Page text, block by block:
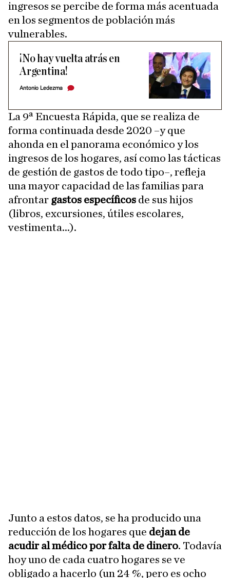
ingresos se percibe de forma más acentuada
en los segmentos de población más
vulnerables.
¡No hay vuelta atrás en
Argentina!
Antonio Ledezma
La 9ª Encuesta Rápida, que se realiza de
forma continuada desde 2020 –y que
ahonda en el panorama económico y los
ingresos de los hogares, así como las tácticas
de gestión de gastos de todo tipo–, refleja
una mayor capacidad de las familias para
afrontar gastos específicos de sus hijos
(libros, excursiones, útiles escolares,
vestimenta...).
Junto a estos datos, se ha producido una
reducción de los hogares que dejan de
acudir al médico por falta de dinero. Todavía
hoy uno de cada cuatro hogares se ve
obligado a hacerlo (un 24 %, pero es ocho